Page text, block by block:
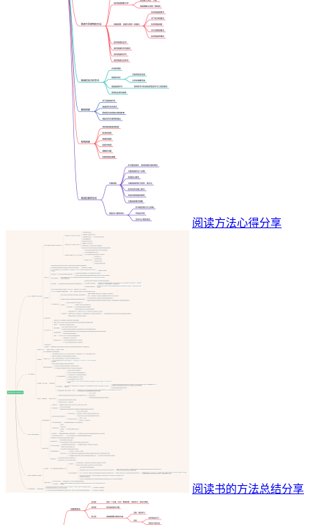
阅读方法心得分享
阅读书的方法总结分享